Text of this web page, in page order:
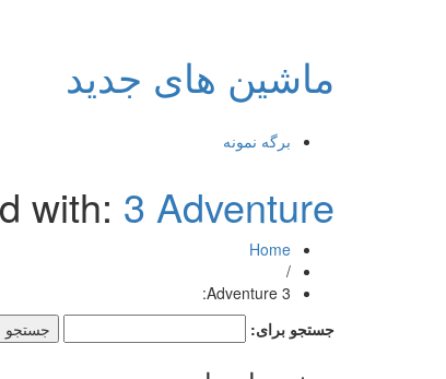
ماشین های جدید
برگه نمونه
with: 3 Adventure:
Home
/
3 Adventure:
جستجو برای: